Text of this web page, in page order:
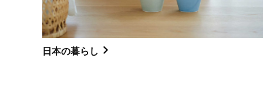
日本の暮らし